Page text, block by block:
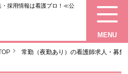
・採用情報は看護プロ！≪公
MENU
常勤（夜勤あり）の看護師求人・募集